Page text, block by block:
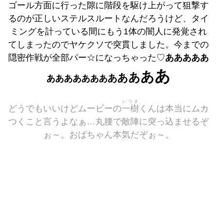
ゴール方面に行った隙に階段を駆け上がって狙撃す
るのが正しいステルスルートなんだろうけど、タイ
ミングを計っている間にもう1体の闇人に発覚され
てしまったのでヤケクソで突貫しました。今までの
隠密作戦が全部パー☆になっちゃった♡あああああ
ああああああああああああ
どうでもいいけどムービーの一樹
いつき
くんは本当にムカ
つくこと言うよなぁ…丸腰で敵陣に突っ込ませるぞ
ぉ～。おばちゃん本気だぞぉ～。